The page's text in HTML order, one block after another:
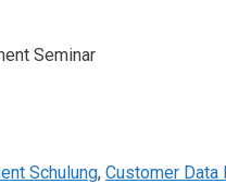
Schulung, Customer Data